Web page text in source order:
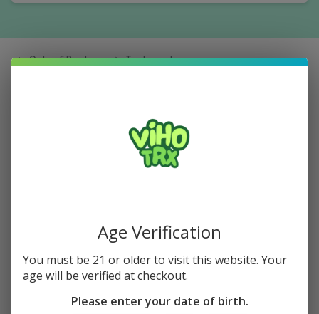
Orders & Purchases Track a package
Ut enim ad minim veniam, quis nostrud
exercitation ullamco laboris nisi ut aliquip ex
do eiusmod tempor incididunt ut labore et dolore magna
aliqua. Ut enim ad minim veniam, quis nostrud exercitation
ullamco laboris nisi ut aliquip ex ea commodo consequat.
culpa qui deserunt mollit anim id est laborum.
Age Verification
You must be 21 or older to visit this website. Your
age will be verified at checkout.
Please enter your date of birth.